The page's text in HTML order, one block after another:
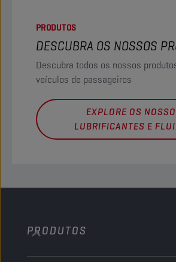
PRODUTOS
DESCUBRA OS NOSSOS
Descubra todos os nossos
veículos de passageiros
EXPLORE OS
LUBRIFICANTES E
PRODUTOS